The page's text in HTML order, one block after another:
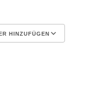
HINZUFÜGEN